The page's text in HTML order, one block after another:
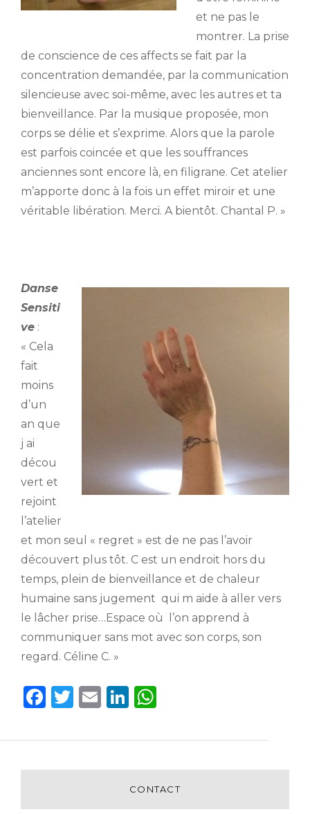
et ne pas le
montrer. La prise
de conscience de ces affects se fait par la
concentration demandée, par la communication
silencieuse avec soi-même, avec les autres et ta
bienveillance. Par la musique proposée, mon
corps se délie et s’exprime. Alors que la parole
est parfois coincée et que les souffrances
anciennes sont encore là, en filigrane. Cet atelier
m’apporte donc à la fois un effet miroir et une
véritable libération. Merci. A bientôt. Chantal P. »
Danse
Sensiti
ve :
« Cela
fait
moins
d’un
an que
j ai
décou
vert et
rejoint
l’atelier
et mon seul « regret » est de ne pas l’avoir
découvert plus tôt. C est un endroit hors du
temps, plein de bienveillance et de chaleur
humaine sans jugement qui m aide à aller vers
le lâcher prise…Espace où l’on apprend à
communiquer sans mot avec son corps, son
regard. Céline C. »
F
c
e
o
T
it
te
E
ai
l
Li
k
e
dI
n
a
ts
A
p
CONTACT